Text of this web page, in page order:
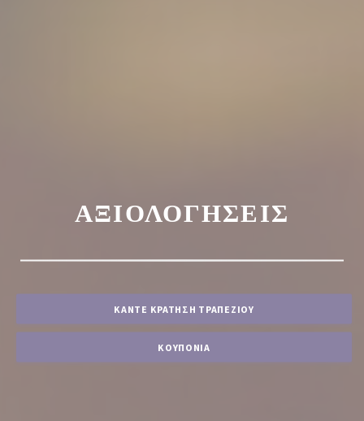
ΑΞΙΟΛΟΓΉΣΕΙΣ
ΚΆΝΤΕ ΚΡΆΤΗΣΗ ΤΡΑΠΕΖΙΟΎ
ΚΟΥΠΌΝΙΑ